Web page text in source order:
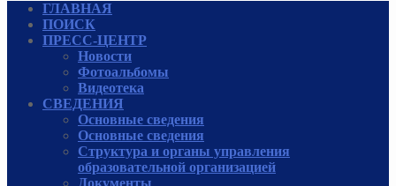
ГЛАВНАЯ
ПОИСК
ПРЕСС-ЦЕНТР
Новости
Фотоальбомы
Видеотека
СВЕДЕНИЯ
Основные сведения
Основные сведения
Структура и органы управления
образовательной организацией
Документы